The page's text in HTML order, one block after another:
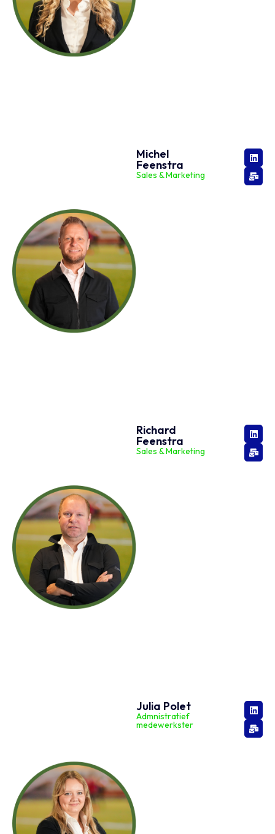
Michel
Feenstra
Sales & Marketing
Richard
Feenstra
Sales & Marketing
Julia Polet
Admnistratief
medewerkster